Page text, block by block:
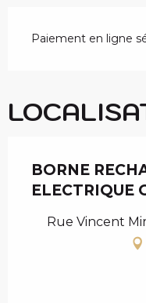
Paiement en ligne
BORNE
ELECTRIQUE
Rue Vincent